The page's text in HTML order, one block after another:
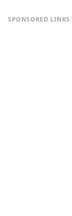
SPONSORED LINKS